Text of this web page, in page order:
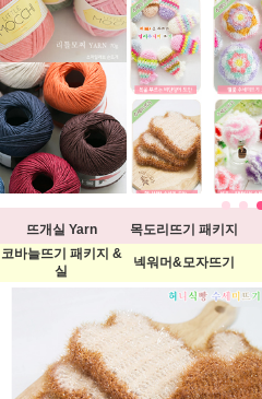
뜨개실 Yarn 목도리뜨기 패키지
코바늘뜨기 패키지 &
실
넥워머&모자뜨기